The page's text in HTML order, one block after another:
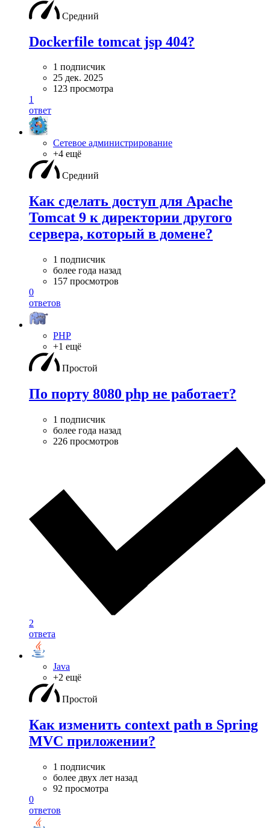
Средний
Dockerfile tomcat jsp 404?
1 подписчик
25 дек. 2025
123 просмотра
1
ответ
Сетевое администрирование
+4 ещё
Средний
Как сделать доступ для Apache
Tomcat 9 к директории другого
сервера, который в домене?
1 подписчик
более года назад
157 просмотров
0
ответов
PHP
+1 ещё
Простой
По порту 8080 php не работает?
1 подписчик
более года назад
226 просмотров
2
ответа
Java
+2 ещё
Простой
Как изменить context path в Spring
MVC приложении?
1 подписчик
более двух лет назад
92 просмотра
0
ответов